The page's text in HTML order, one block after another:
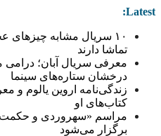
Latest:
۱۰ سریال مشابه
تماشا دارند
معرفی سریال آبان؛ درامی
درخشان ستاره‌های سینما
زندگی‌نامه اروین یالوم و
کتاب‌های او
مراسم «سهروردی و
برگزار می‌شود